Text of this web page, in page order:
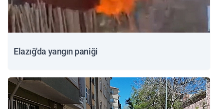
Elazığ'da yangın paniği